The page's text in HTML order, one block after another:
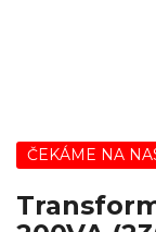
ČEKÁME NA